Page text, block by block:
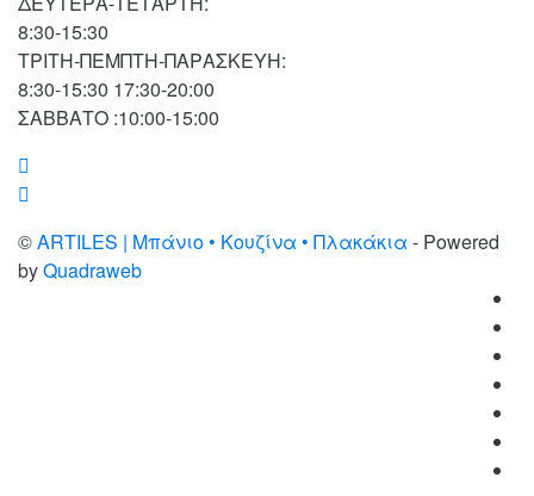
8:30-15:30
ΤΡΙΤΗ-ΠΕΜΠΤΗ-ΠΑΡΑΣΚΕΥΗ:
8:30-15:30 17:30-20:00
ΣΑΒΒΑΤΟ :10:00-15:00
©ARTILES | Μπάνιο • Κουζίνα • Πλακάκια - Powered
byQuadraweb